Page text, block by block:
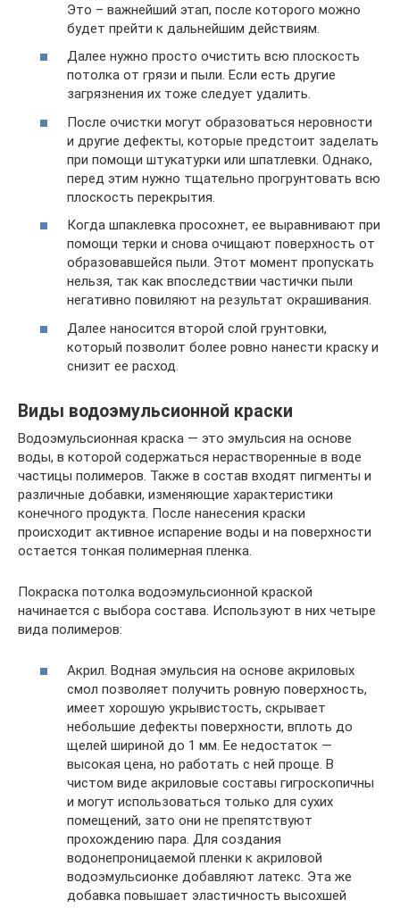
Это – важнейший этап, после которого можно
будет прейти к дальнейшим действиям.
Далее нужно просто очистить всю плоскость
потолка от грязи и пыли. Если есть другие
загрязнения их тоже следует удалить.
После очистки могут образоваться неровности
и другие дефекты, которые предстоит заделать
при помощи штукатурки или шпатлевки. Однако,
перед этим нужно тщательно прогрунтовать всю
плоскость перекрытия.
Когда шпаклевка просохнет, ее выравнивают при
помощи терки и снова очищают поверхность от
образовавшейся пыли. Этот момент пропускать
нельзя, так как впоследствии частички пыли
негативно повиляют на результат окрашивания.
Далее наносится второй слой грунтовки,
который позволит более ровно нанести краску и
снизит ее расход.
Виды водоэмульсионной краски
Водоэмульсионная краска — это эмульсия на основе
воды, в которой содержаться нерастворенные в воде
частицы полимеров. Также в состав входят пигменты и
различные добавки, изменяющие характеристики
конечного продукта. После нанесения краски
происходит активное испарение воды и на поверхности
остается тонкая полимерная пленка.
Покраска потолка водоэмульсионной краской
начинается с выбора состава. Используют в них четыре
вида полимеров:
Акрил. Водная эмульсия на основе акриловых
смол позволяет получить ровную поверхность,
имеет хорошую укрывистость, скрывает
небольшие дефекты поверхности, вплоть до
щелей шириной до 1 мм. Ее недостаток —
высокая цена, но работать с ней проще. В
чистом виде акриловые составы гигроскопичны
и могут использоваться только для сухих
помещений, зато они не препятствуют
прохождению пара. Для создания
водонепроницаемой пленки к акриловой
водоэмульсионке добавляют латекс. Эта же
добавка повышает эластичность высохшей